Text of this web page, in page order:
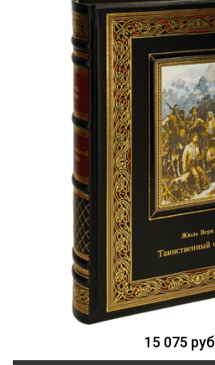
15 075 руб